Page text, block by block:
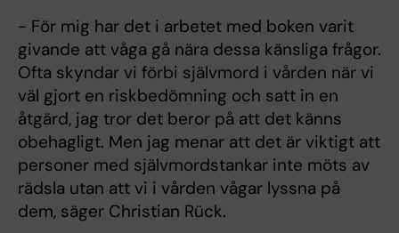
- För mig har det i arbetet med boken varit
givande att våga gå nära dessa känsliga frågor.
Ofta skyndar vi förbi självmord i vården när vi
väl gjort en riskbedömning och satt in en
åtgärd, jag tror det beror på att det känns
obehagligt. Men jag menar att det är viktigt att
personer med självmordstankar inte möts av
rädsla utan att vi i vården vågar lyssna på
dem, säger Christian Rück.